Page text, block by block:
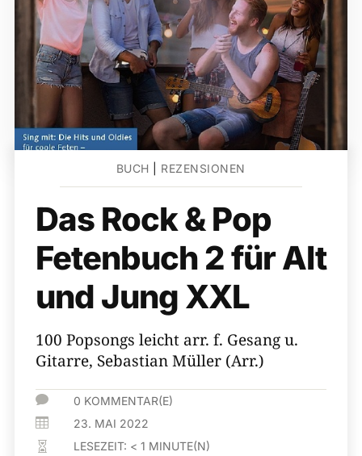
BUCH REZENSIONEN
Das Rock & Pop
Fetenbuch 2 für Alt
und Jung XXL
100 Popsongs leicht arr. f. Gesang u.
Gitarre, Sebastian Müller (Arr.)
 0 KOMMENTAR(E)
 23. MAI 2022
 LESEZEIT: < 1 MINUTE(N)